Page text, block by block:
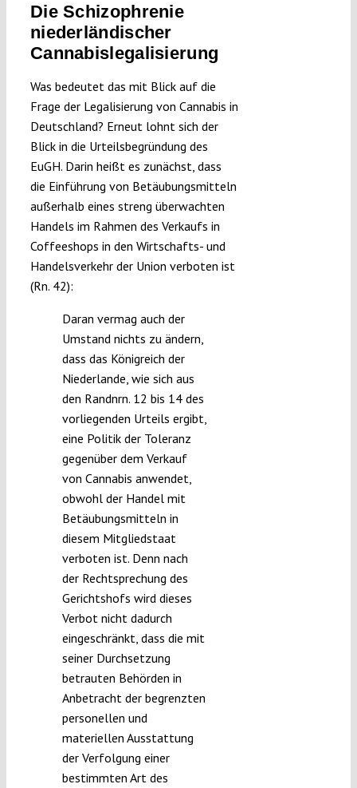
Die Schizophrenie
niederländischer
Cannabislegalisierung
Was bedeutet das mit Blick auf die
Frage der Legalisierung von Cannabis in
Deutschland? Erneut lohnt sich der
Blick in die Urteilsbegründung des
EuGH. Darin heißt es zunächst, dass
die Einführung von Betäubungsmitteln
außerhalb eines streng überwachten
Handels im Rahmen des Verkaufs in
Coffeeshops in den Wirtschafts- und
Handelsverkehr der Union verboten ist
(Rn. 42):
Daran vermag auch der
Umstand nichts zu ändern,
dass das Königreich der
Niederlande, wie sich aus
den Randnrn. 12 bis 14 des
vorliegenden Urteils ergibt,
eine Politik der Toleranz
gegenüber dem Verkauf
von Cannabis anwendet,
obwohl der Handel mit
Betäubungsmitteln in
diesem Mitgliedstaat
verboten ist. Denn nach
der Rechtsprechung des
Gerichtshofs wird dieses
Verbot nicht dadurch
eingeschränkt, dass die mit
seiner Durchsetzung
betrauten Behörden in
Anbetracht der begrenzten
personellen und
materiellen Ausstattung
der Verfolgung einer
bestimmten Art des